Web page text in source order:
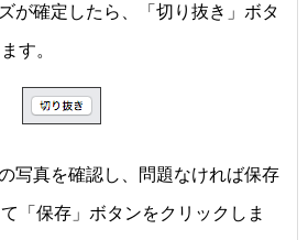
が確定したら、「切り抜き」ボタ
す。
写真を確認し、問題なければ保存
「保存」ボタンをクリックしま